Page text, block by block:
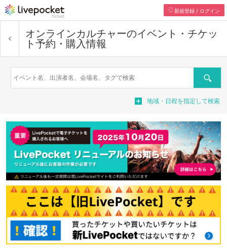
新規登録 / ログイン
オンラインカルチャーのイベント・チケッ
ト予約・購入情報
検索
地域・日程を指定して検索